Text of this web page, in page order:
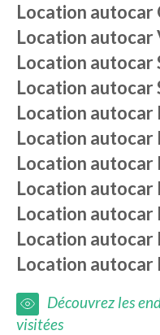
Location autocar
Location autocar
Location autocar
Location autocar
Location autocar
Location autocar
Location autocar
Location autocar
Location autocar
Location autocar
Location autocar
Découvrez les
visitées